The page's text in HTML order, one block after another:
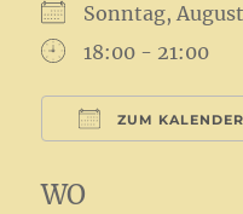
Sonntag,
18:00 - 21:00
ZUM
WO